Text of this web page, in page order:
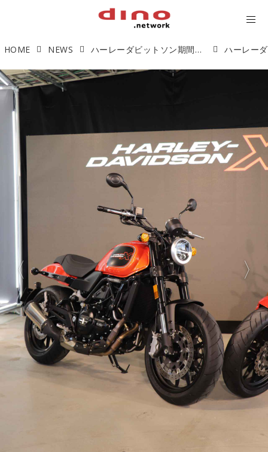
HOME NEWS ハーレーダビットソン期間限定カフェ10/21〜OPEN 最新モデルX350、X500展示中！